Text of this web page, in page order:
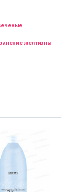
желтизны